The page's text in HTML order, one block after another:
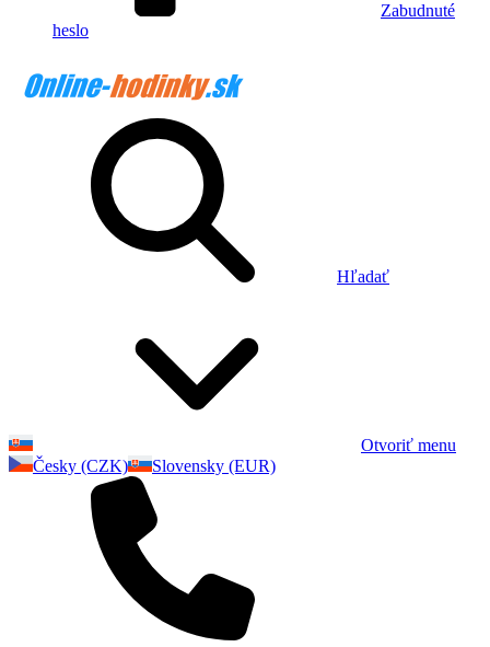
Zabudnuté
heslo
Hľadať
Otvoriť menu
Česky (CZK)
Slovensky (EUR)